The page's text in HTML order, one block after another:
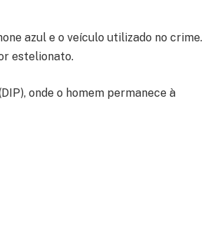
azul e o veículo utilizado no crime.
estelionato.
onde o homem permanece à